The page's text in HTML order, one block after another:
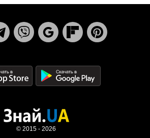
© 2015 - 2026